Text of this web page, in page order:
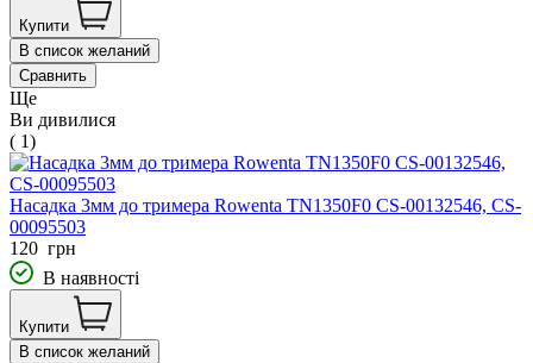
Купити
В список желаний
Сравнить
Ще
Ви дивилися
( 1)
Насадка 3мм до тримера Rowenta TN1350F0 CS-00132546, CS-
00095503
120 грн
В наявності
Купити
В список желаний